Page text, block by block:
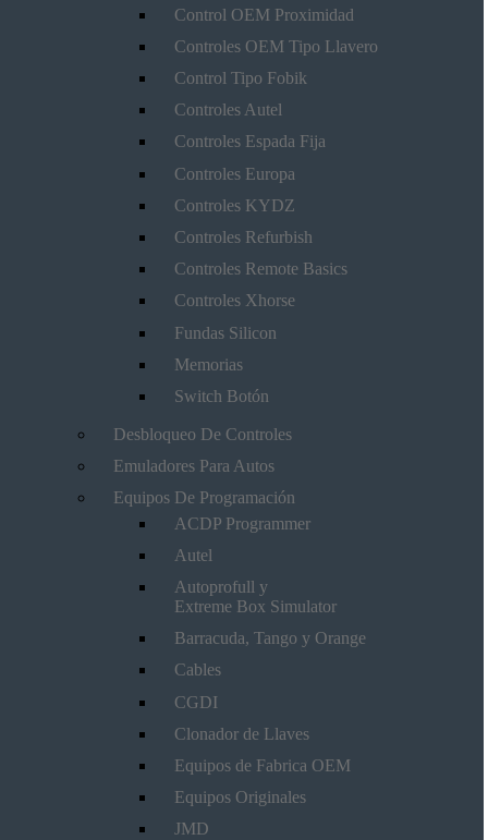
Control OEM Proximidad
Controles OEM Tipo Llavero
Control Tipo Fobik
Controles Autel
Controles Espada Fija
Controles Europa
Controles KYDZ
Controles Refurbish
Controles Remote Basics
Controles Xhorse
Fundas Silicon
Memorias
Switch Botón
Desbloqueo De Controles
Emuladores Para Autos
Equipos De Programación
ACDP Programmer
Autel
Autoprofull y
Extreme Box Simulator
Barracuda, Tango y Orange
Cables
CGDI
Clonador de Llaves
Equipos de Fabrica OEM
Equipos Originales
JMD